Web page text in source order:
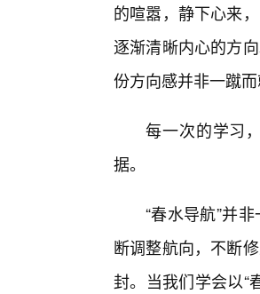
的喧嚣，静下心来
逐渐清晰内心的方
份方向感并非一蹴
每一次的学习
据。
“春水导航”并
断调整航向，不断
封。当我们学会以“